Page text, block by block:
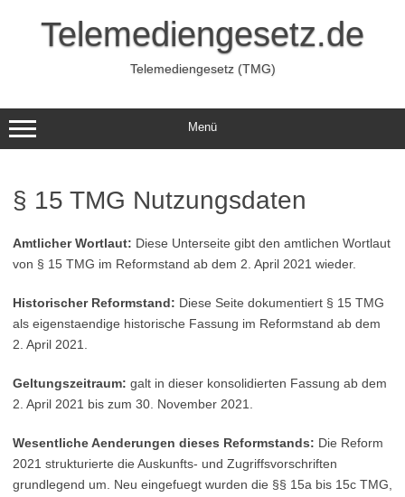
springenTelemediengesetz.de
Telemediengesetz (TMG)
Menü
§ 15 TMG Nutzungsdaten
Amtlicher Wortlaut: Diese Unterseite gibt den amtlichen Wortlaut
von § 15 TMG im Reformstand ab dem 2. April 2021 wieder.
Historischer Reformstand: Diese Seite dokumentiert § 15 TMG
als eigenstaendige historische Fassung im Reformstand ab dem
2. April 2021.
Geltungszeitraum: galt in dieser konsolidierten Fassung ab dem
2. April 2021 bis zum 30. November 2021.
Wesentliche Aenderungen dieses Reformstands: Die Reform
2021 strukturierte die Auskunfts- und Zugriffsvorschriften
grundlegend um. Neu eingefuegt wurden die §§ 15a bis 15c TMG,